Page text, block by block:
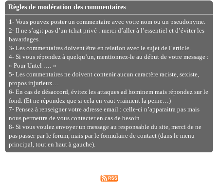
Règles de modération des commentaires
1- Vous pouvez poster un commentaire avec votre nom ou un pseudonyme.
2- Il ne s’agit pas d’un tchat privé : merci d’aller à l’essentiel et d’éviter les
bavardages.
3- Les commentaires doivent être en relation avec le sujet de l’article.
4- Si vous répondez à quelqu’un, mentionnez-le au début de votre message :
« Pour Untel :… »
5- Les commentaires ne doivent contenir aucun caractère raciste, sexiste,
propos injurieux…
6- En cas de désaccord, évitez les attaques ad hominem mais répondez sur le
fond. (Et ne répondez que si cela en vaut vraiment la peine…)
7- Pensez à renseigner votre adresse email : celle-ci n’apparaitra pas mais
nous permettra de vous contacter en cas de besoin.
8- Si vous voulez envoyer un message au responsable du site, merci de ne
pas passer par le forum, mais par le formulaire de contact (dans le menu
principal, tout en haut à gauche).